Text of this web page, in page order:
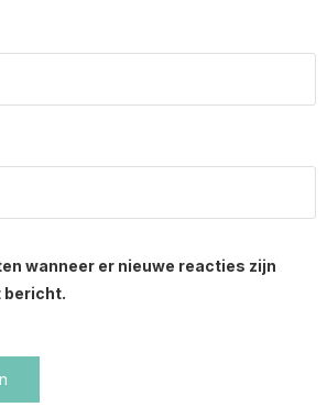
wanneer er nieuwe reacties zijn
bericht.